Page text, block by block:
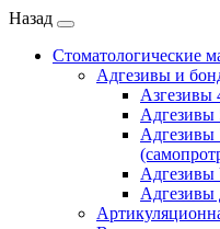
Назад
Стоматологические
Адгезивы и
Азгезивы
Адгезивы
Адгезивы
Адгезивы
Адгезивы